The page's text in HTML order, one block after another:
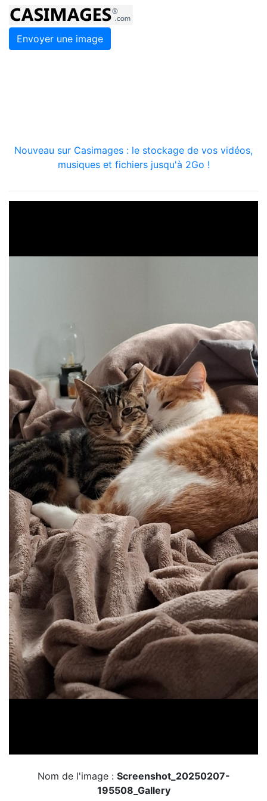
Envoyer une image
Nouveau sur Casimages : le stockage de vos vidéos,
musiques et fichiers jusqu'à 2Go !
Nom de l'image : Screenshot_20250207-
195508_Gallery